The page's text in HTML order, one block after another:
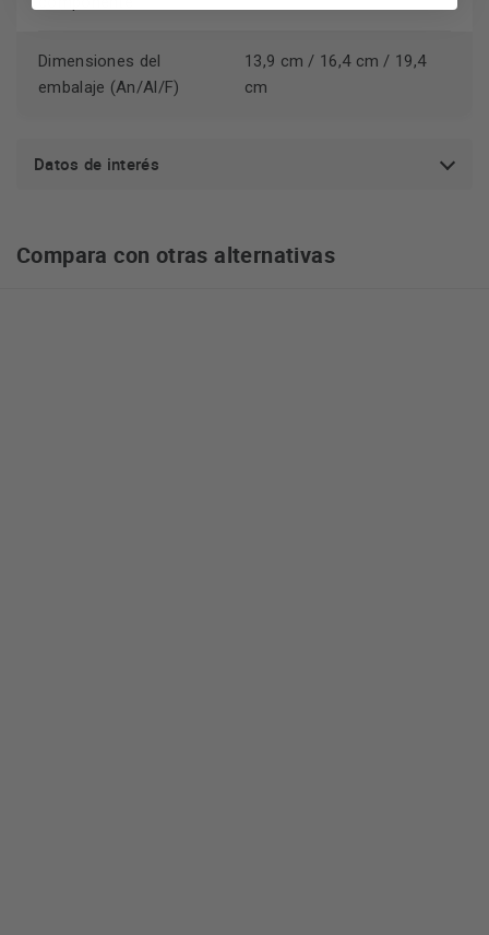
Dimensiones del
embalaje (An/Al/F)
13,9 cm / 16,4 cm / 19,4
cm
Datos de interés
Compara con otras alternativas